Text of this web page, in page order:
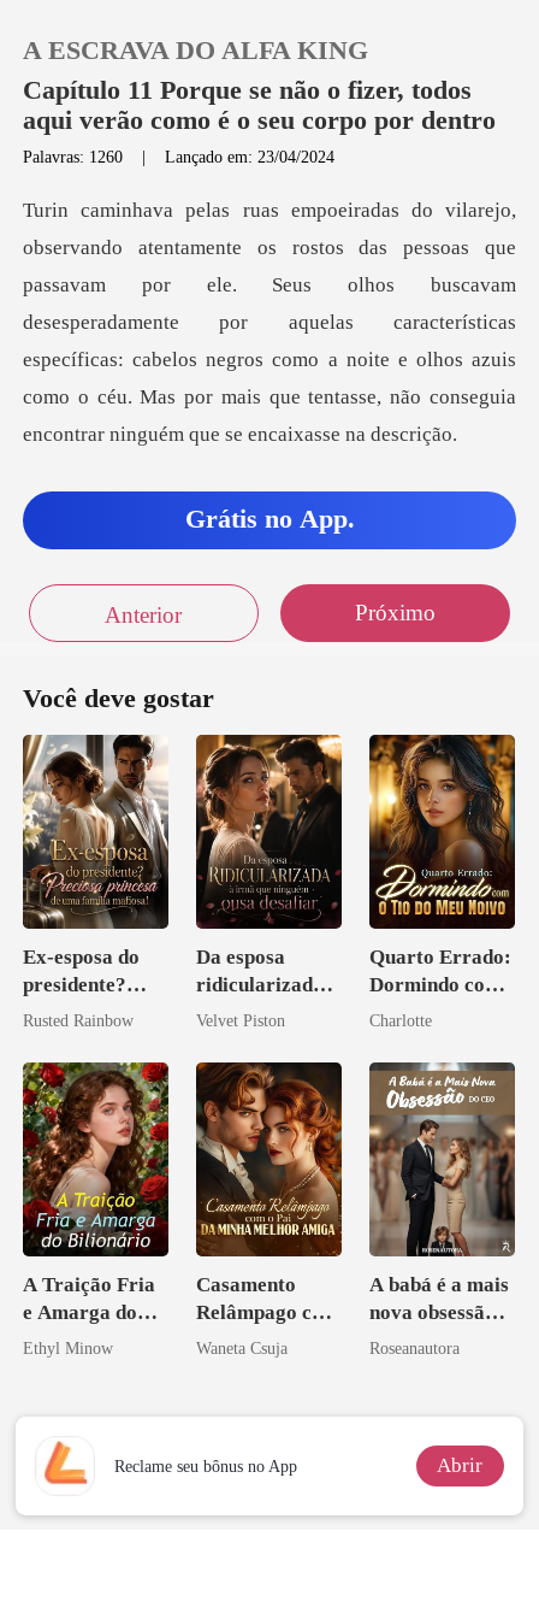
Loja
Histórico
A ESCRAVA DO ALFA KING
Capítulo 11 Porque se não o fizer, todos
aqui verão como é o seu corpo por dentro
Palavras: 1260 |Lançado em: 23/04/2024
ele. Seus olhos buscavam
desesperadamente por aquelas características
específicas: cabelos negros como a noite e
m
Grátis no App.
Anterior Próximo
Você deve gostar
Ex-esposa do
presidente?
Preciosa
família
mafiosa!
Rusted Rainbow
Da esposa
ridicularizada à
irmã que
desafiar
Velvet Piston
Quarto Errado:
Dormindo com
o Tio do Meu
Charlotte
A Traição Fria
e Amarga do
Bilionário
Ethyl Minow
Casamento
Relâmpago com
o Pai da Minha
Waneta Csuja
A babá é a mais
nova obsessão
do CEO
Roseanautora
Reclame seu bônus no App Abrir